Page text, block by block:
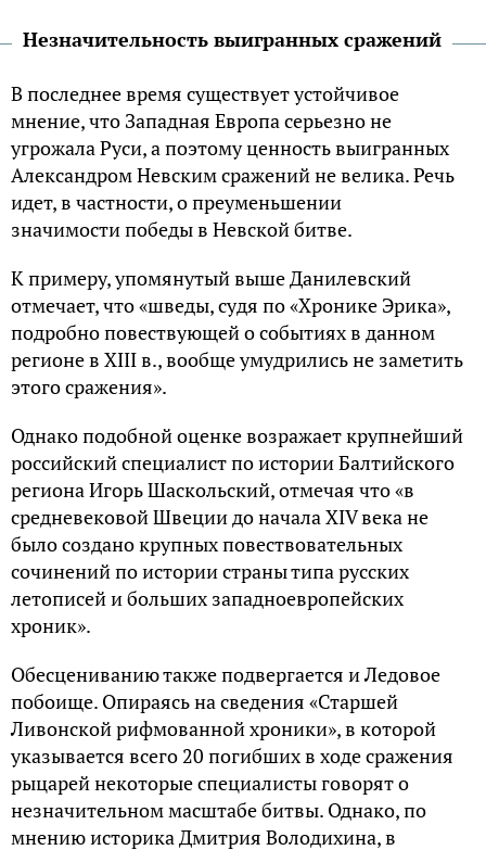
Незначительность выигранных сражений
В последнее время существует устойчивое
мнение, что Западная Европа серьезно не
угрожала Руси, а поэтому ценность выигранных
Александром Невским сражений не велика. Речь
идет, в частности, о преуменьшении
значимости победы в Невской битве.
К примеру, упомянутый выше Данилевский
отмечает, что «шведы, судя по «Хронике Эрика»,
подробно повествующей о событиях в данном
регионе в XIII в., вообще умудрились не заметить
этого сражения».
Однако подобной оценке возражает крупнейший
российский специалист по истории Балтийского
региона Игорь Шаскольский, отмечая что «в
средневековой Швеции до начала XIV века не
было создано крупных повествовательных
сочинений по истории страны типа русских
летописей и больших западноевропейских
хроник».
Обесцениванию также подвергается и Ледовое
побоище. Опираясь на сведения «Старшей
Ливонской рифмованной хроники», в которой
указывается всего 20 погибших в ходе сражения
рыцарей некоторые специалисты говорят о
незначительном масштабе битвы. Однако, по
мнению историка Дмитрия Володихина, в